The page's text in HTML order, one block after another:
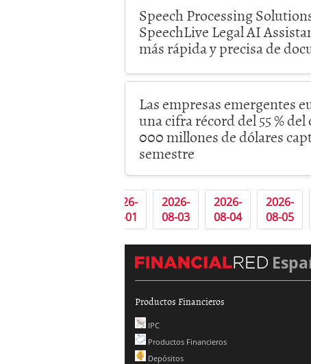
Speech Processing
SpeechLive Legal AI
más rápida y precisa de
Las empresas emergentes
una cifra récord del 55 %
000 millones de dólares
semestre
2026-
08-01
2026-
08-03
2026-
08-04
2026-
08-05
Productos Financieros
IPC
Productos Financieros
Depósitos